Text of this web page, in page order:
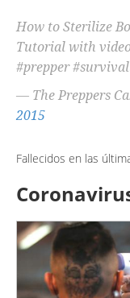
How to Sterilize
Tutorial with
#prepper
— The Preppers
2015
Fallecidos en las